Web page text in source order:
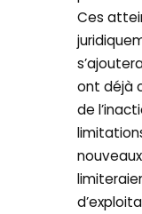
Ces
ont déjà
de